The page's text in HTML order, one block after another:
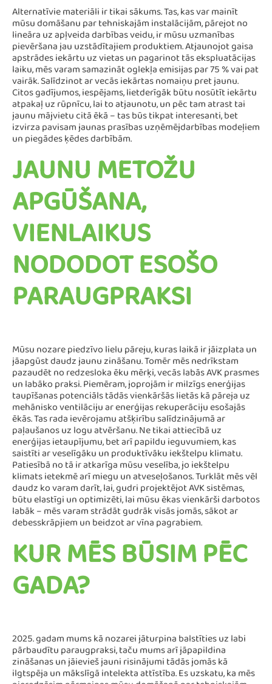
Alternatīvie materiāli ir tikai sākums. Tas, kas var mainīt
mūsu domāšanu par tehniskajām instalācijām, pārejot no
lineāra uz apļveida darbības veidu, ir mūsu uzmanības
pievēršana jau uzstādītajiem produktiem. Atjaunojot gaisa
apstrādes iekārtu uz vietas un pagarinot tās ekspluatācijas
laiku, mēs varam samazināt oglekļa emisijas par 75 % vai pat
vairāk. Salīdzinot ar vecās iekārtas nomaiņu pret jaunu.
Citos gadījumos, iespējams, lietderīgāk būtu nosūtīt iekārtu
atpakaļ uz rūpnīcu, lai to atjaunotu, un pēc tam atrast tai
jaunu mājvietu citā ēkā – tas būs tikpat interesanti, bet
izvirza pavisam jaunas prasības uzņēmējdarbības modeļiem
un piegādes ķēdes darbībām.
JAUNU METOŽU
APGŪŠANA,
VIENLAIKUS
NODODOT ESOŠO
PARAUGPRAKSI
Mūsu nozare piedzīvo lielu pāreju, kuras laikā ir jāizplata un
jāapgūst daudz jaunu zināšanu. Tomēr mēs nedrīkstam
pazaudēt no redzesloka ēku mērķi, vecās labās AVK prasmes
un labāko praksi. Piemēram, joprojām ir milzīgs enerģijas
taupīšanas potenciāls tādās vienkāršās lietās kā pāreja uz
mehānisko ventilāciju ar enerģijas rekuperāciju esošajās
ēkās. Tas rada ievērojamu atšķirību salīdzinājumā ar
paļaušanos uz logu atvēršanu. Ne tikai attiecībā uz
enerģijas ietaupījumu, bet arī papildu ieguvumiem, kas
saistīti ar veselīgāku un produktīvāku iekštelpu klimatu.
Patiesībā no tā ir atkarīga mūsu veselība, jo iekštelpu
klimats ietekmē arī miegu un atveseļošanos. Turklāt mēs vēl
daudz ko varam darīt, lai, gudri projektējot AVK sistēmas,
būtu elastīgi un optimizēti, lai mūsu ēkas vienkārši darbotos
labāk – mēs varam strādāt gudrāk visās jomās, sākot ar
debesskrāpjiem un beidzot ar vīna pagrabiem.
KUR MĒS BŪSIM PĒC
GADA?
2025. gadam mums kā nozarei jāturpina balstīties uz labi
pārbaudītu paraugpraksi, taču mums arī jāpapildina
zināšanas un jāievieš jauni risinājumi tādās jomās kā
ilgtspēja un mākslīgā intelekta attīstība. Es uzskatu, ka mēs